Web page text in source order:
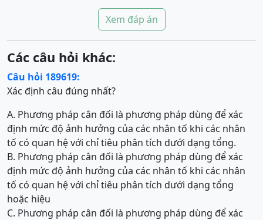
Xem đáp án
Các câu hỏi khác:
Câu hỏi 189619:
Xác định câu đúng nhất?
A. Phương pháp cân đối là phương pháp dùng để xác
định mức độ ảnh hưởng của các nhân tố khi các nhân
tố có quan hệ với chỉ tiêu phân tích dưới dạng tổng.
B. Phương pháp cân đối là phương pháp dùng để xác
định mức độ ảnh hưởng của các nhân tố khi các nhân
tố có quan hệ với chỉ tiêu phân tích dưới dạng tổng
hoặc hiệu
C. Phương pháp cân đối là phương pháp dùng để xác